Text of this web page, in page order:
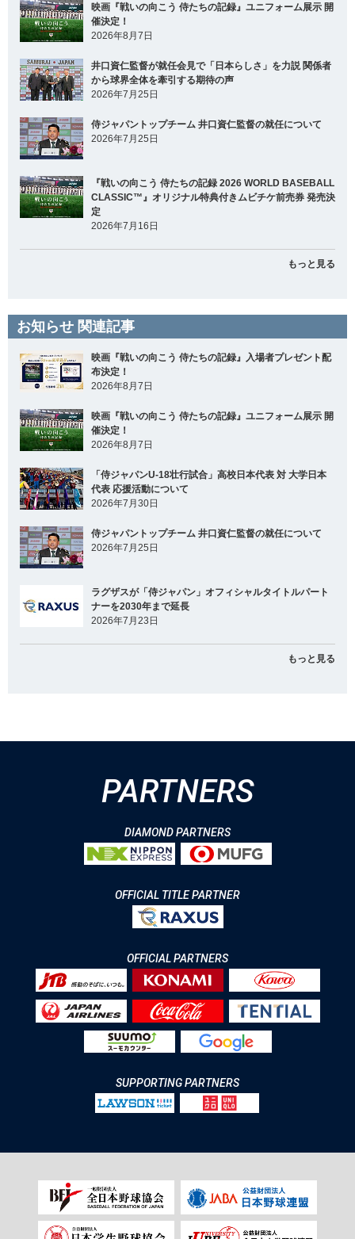
映画『戦いの向こう 侍たちの記録』ユニフォーム展示 開
催決定！
2026年8月7日
井口資仁監督が就任会見で「日本らしさ」を力説 関係者
から球界全体を牽引する期待の声
2026年7月25日
侍ジャパントップチーム 井口資仁監督の就任について
2026年7月25日
『戦いの向こう 侍たちの記録 2026 WORLD BASEBALL
CLASSIC™』オリジナル特典付きムビチケ前売券 発売決
定
2026年7月16日
もっと見る
お知らせ 関連記事
映画『戦いの向こう 侍たちの記録』入場者プレゼント配
布決定！
2026年8月7日
映画『戦いの向こう 侍たちの記録』ユニフォーム展示 開
催決定！
2026年8月7日
「侍ジャパンU-18壮行試合」高校日本代表 対 大学日本
代表 応援活動について
2026年7月30日
侍ジャパントップチーム 井口資仁監督の就任について
2026年7月25日
ラグザスが「侍ジャパン」オフィシャルタイトルパート
ナーを2030年まで延長
2026年7月23日
もっと見る
PARTNERS
DIAMOND PARTNERS
OFFICIAL TITLE PARTNER
OFFICIAL PARTNERS
SUPPORTING PARTNERS